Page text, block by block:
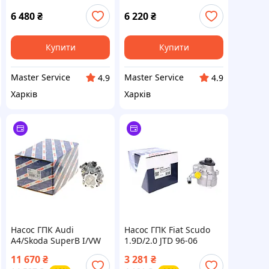
6 480₴
Купити
Master Service
4.9
Харків
(30665099, 8251957,
8603782, 36050558
6 220₴
Купити
Master Service
4.9
Харків
Насос ГПК Audi
A4/Skoda SuperB I/VW
Passat 1.9/2.0TDI 95-08
11 670₴
Насос ГПК Fiat Scudo
1.9D/2.0 JTD 96-06
3 281 ₴